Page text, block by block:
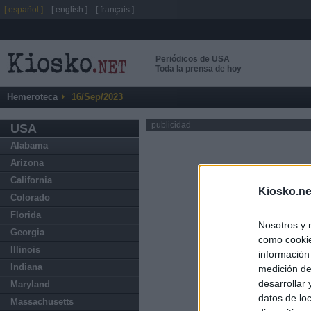
Nosotros y
como
medición
desarrollar
datos de
Periódicos de USA
Toda la prensa de hoy
Hemeroteca 16/Sep/2023
USA
Alabama
Arizona
California
Colorado
Florida
Georgia
Illinois
Indiana
Maryland
Massachusetts
publicidad
[ español ] [ english ] [ français ]